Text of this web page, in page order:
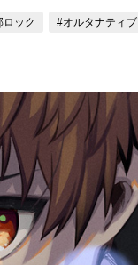
ロック #オルタナティブ